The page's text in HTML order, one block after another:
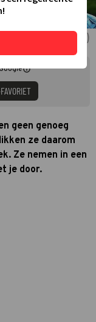
Vol Liefde 2024)
geen genoeg
ze daarom
Ze nemen in een
je door.